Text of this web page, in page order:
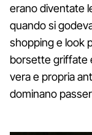
erano diventate
quando si
shopping e look
borsette griffate
vera e propria
dominano